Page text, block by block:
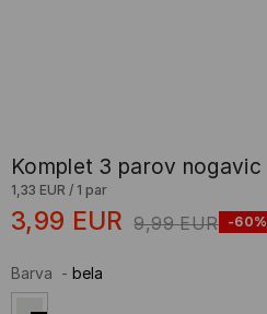
Komplet 3 parov nogavic
1,33 EUR / 1 par
3,99 EUR 9,99 EUR -60%
Barva - bela